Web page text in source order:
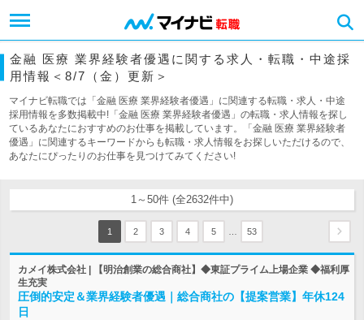
金融 医療 業界経験者優遇に関する求人・転職・中途採
用情報＜8/7（金）更新＞
マイナビ転職では「金融 医療 業界経験者優遇」に関連する転職・求人・中途
採用情報を多数掲載中!「金融 医療 業界経験者優遇」の転職・求人情報を探し
ているあなたにおすすめのお仕事を掲載しています。「金融 医療 業界経験者
優遇」に関連するキーワードからも転職・求人情報をお探しいただけるので、
あなたにぴったりのお仕事を見つけてみてください!
1～50件 (全2632件中)
1 2 3 4 5 53
カメイ株式会社 | 【明治創業の総合商社】◆東証プライム上場企業 ◆福利厚
生充実
圧倒的安定＆業界経験者優遇｜総合商社の【提案営業】年休124
日